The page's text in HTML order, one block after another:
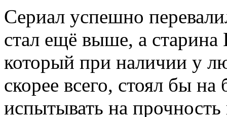
Сериал успешно
стал ещё выше, а
который при наличии у
скорее всего, стоял бы
испытывать на